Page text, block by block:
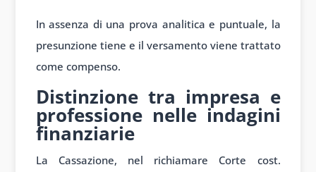
In assenza di una prova analitica e puntuale, la
presunzione tiene e il versamento viene trattato
come compenso.
Distinzione tra impresa e
professione nelle indagini
finanziarie
La Cassazione, nel richiamare Corte cost.